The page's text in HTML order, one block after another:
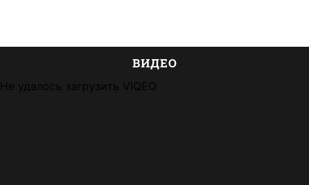
ВИДЕО
Не удалось загрузить VIQEO